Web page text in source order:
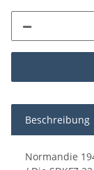
Beschreibung
Normandie